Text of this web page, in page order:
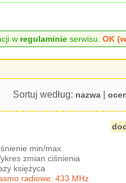
w regulaminieserwisu. OK
Sortuj według: nazwa|
min/max
zmian ciśnienia
księżyca
radiowe: 433 MHz